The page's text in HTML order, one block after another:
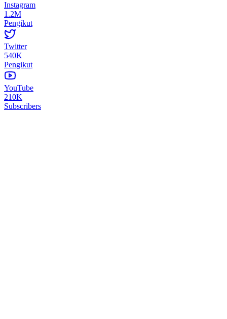
Instagram
1.2M
Pengikut
Twitter
540K
Pengikut
YouTube
210K
Subscribers